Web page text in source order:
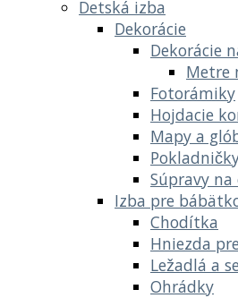
Detská izba
Dekorácie
Dekorácie
Metre
Fotorámiky
Hojdacie
Mapy a
Súpravy
Izba pre
Chodítka
Hniezda
Ležadlá a
Ohrádky